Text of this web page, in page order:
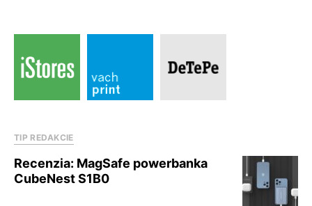
TIP REDAKCIE
Recenzia: MagSafe powerbanka
CubeNest S1B0